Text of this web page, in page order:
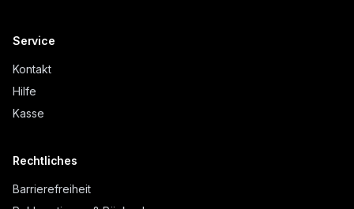
Service
Kontakt
Hilfe
Kasse
Rechtliches
Barrierefreiheit